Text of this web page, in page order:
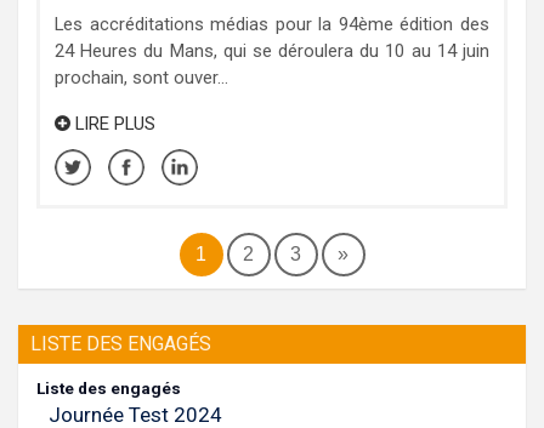
Les accréditations médias pour la 94ème édition des
24 Heures du Mans, qui se déroulera du 10 au 14 juin
prochain, sont ouver...
LIRE PLUS
1 2 3 »
LISTE DES ENGAGÉS
Liste des engagés
Journée Test 2024